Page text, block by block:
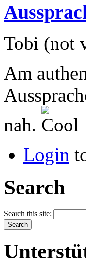
Tobi (not
Am
nah.
Login
Search
Search this site: